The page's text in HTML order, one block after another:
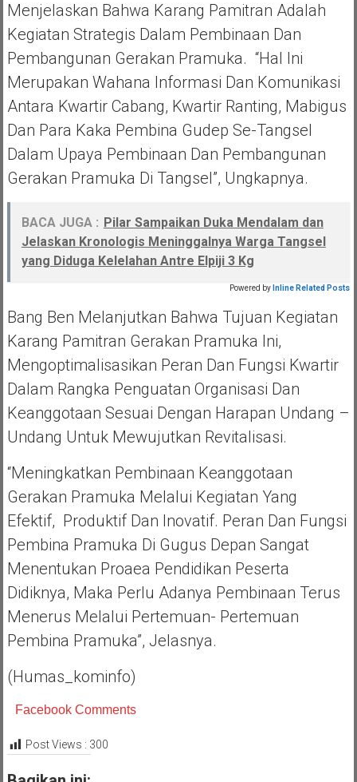
Menjelaskan Bahwa Karang Pamitran Adalah
Kegiatan Strategis Dalam Pembinaan Dan
Pembangunan Gerakan Pramuka. “Hal Ini
Merupakan Wahana Informasi Dan Komunikasi
Antara Kwartir Cabang, Kwartir Ranting, Mabigus
Dan Para Kaka Pembina Gudep Se-Tangsel
Dalam Upaya Pembinaan Dan Pembangunan
Gerakan Pramuka Di Tangsel”, Ungkapnya.
BACA JUGA : Pilar Sampaikan Duka Mendalam dan
Jelaskan Kronologis Meninggalnya Warga Tangsel
yang Diduga Kelelahan Antre Elpiji 3 Kg
Powered by Inline Related Posts
Bang Ben Melanjutkan Bahwa Tujuan Kegiatan
Karang Pamitran Gerakan Pramuka Ini,
Mengoptimalisasikan Peran Dan Fungsi Kwartir
Dalam Rangka Penguatan Organisasi Dan
Keanggotaan Sesuai Dengan Harapan Undang –
Undang Untuk Mewujutkan Revitalisasi.
“Meningkatkan Pembinaan Keanggotaan
Gerakan Pramuka Melalui Kegiatan Yang
Efektif, Produktif Dan Inovatif. Peran Dan Fungsi
Pembina Pramuka Di Gugus Depan Sangat
Menentukan Proaea Pendidikan Peserta
Didiknya, Maka Perlu Adanya Pembinaan Terus
Menerus Melalui Pertemuan- Pertemuan
Pembina Pramuka”, Jelasnya.
(humas_kominfo)
Facebook Comments
Post Views : 300